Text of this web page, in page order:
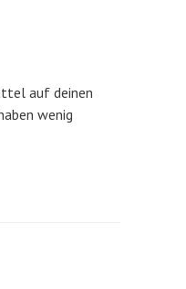
auf deinen
wenig